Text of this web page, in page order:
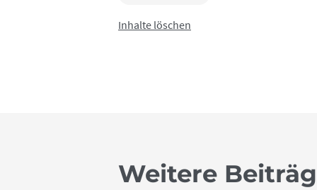
Inhalte löschen
Weitere